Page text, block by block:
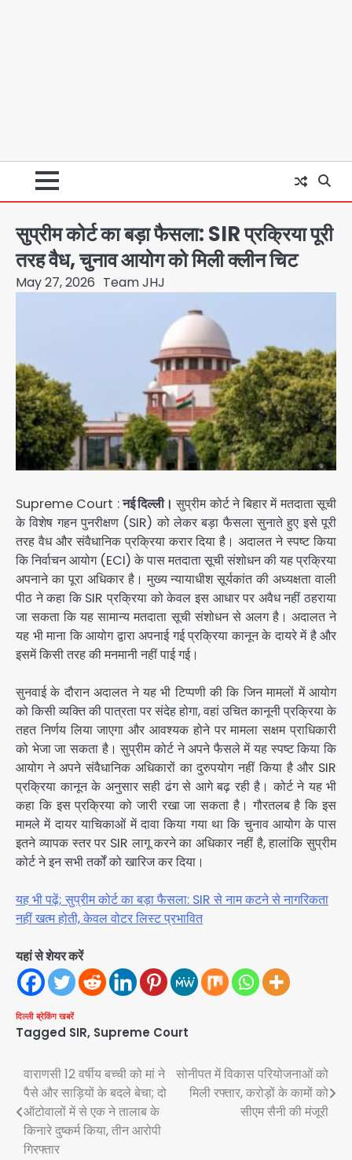
सुप्रीम कोर्ट का बड़ा फैसला: SIR प्रक्रिया पूरी
तरह वैध, चुनाव आयोग को मिली क्लीन चिट
May 27, 2026 Team JHJ
Supreme Court :नई दिल्ली। सुप्रीम कोर्ट ने बिहार में मतदाता सूची
के विशेष गहन पुनरीक्षण (SIR) को लेकर बड़ा फैसला सुनाते हुए इसे पूरी
तरह वैध और संवैधानिक प्रक्रिया करार दिया है। अदालत ने स्पष्ट किया
कि निर्वाचन आयोग (ECI) के पास मतदाता सूची संशोधन की यह प्रक्रिया
अपनाने का पूरा अधिकार है। मुख्य न्यायाधीश सूर्यकांत की अध्यक्षता वाली
पीठ ने कहा कि SIR प्रक्रिया को केवल इस आधार पर अवैध नहीं ठहराया
जा सकता कि यह सामान्य मतदाता सूची संशोधन से अलग है। अदालत ने
यह भी माना कि आयोग द्वारा अपनाई गई प्रक्रिया कानून के दायरे में है और
इसमें किसी तरह की मनमानी नहीं पाई गई।
सुनवाई के दौरान अदालत ने यह भी टिप्पणी की कि जिन मामलों में आयोग
को किसी व्यक्ति की पात्रता पर संदेह होगा, वहां उचित कानूनी प्रक्रिया के
तहत निर्णय लिया जाएगा और आवश्यक होने पर मामला सक्षम प्राधिकारी
को भेजा जा सकता है। सुप्रीम कोर्ट ने अपने फैसले में यह स्पष्ट किया कि
आयोग ने अपने संवैधानिक अधिकारों का दुरुपयोग नहीं किया है और SIR
प्रक्रिया कानून के अनुसार सही ढंग से आगे बढ़ रही है। कोर्ट ने यह भी
कहा कि इस प्रक्रिया को जारी रखा जा सकता है। गौरतलब है कि इस
मामले में दायर याचिकाओं में दावा किया गया था कि चुनाव आयोग के पास
इतने व्यापक स्तर पर SIR लागू करने का अधिकार नहीं है, हालांकि सुप्रीम
कोर्ट ने इन सभी तर्कों को खारिज कर दिया।
यह भी पढ़ें; सुप्रीम कोर्ट का बड़ा फैसला: SIR से नाम कटने से नागरिकता
नहीं खत्म होती, केवल वोटर लिस्ट प्रभावित
यहां से शेयर करें
दिल्ली ब्रेकिंग खबरें
Tagged SIR, Supreme Court
Post
navigation
वाराणसी 12 वर्षीय बच्ची को मां ने
पैसे और साड़ियों के बदले बेचा; दो
ऑटोवालों में से एक ने तालाब के
किनारे दुष्कर्म किया, तीन आरोपी
गिरफ्तार
सोनीपत में विकास परियोजनाओं को
मिली रफ्तार, करोड़ों के कामों को
सीएम सैनी की मंजूरी